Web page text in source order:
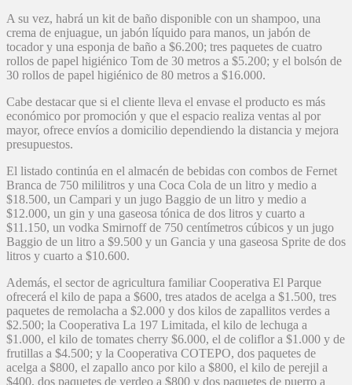
A su vez, habrá un kit de baño disponible con un shampoo, una
crema de enjuague, un jabón líquido para manos, un jabón de
tocador y una esponja de baño a $6.200; tres paquetes de cuatro
rollos de papel higiénico Tom de 30 metros a $5.200; y el bolsón de
30 rollos de papel higiénico de 80 metros a $16.000.
Cabe destacar que si el cliente lleva el envase el producto es más
económico por promoción y que el espacio realiza ventas al por
mayor, ofrece envíos a domicilio dependiendo la distancia y mejora
presupuestos.
El listado continúa en el almacén de bebidas con combos de Fernet
Branca de 750 mililitros y una Coca Cola de un litro y medio a
$18.500, un Campari y un jugo Baggio de un litro y medio a
$12.000, un gin y una gaseosa tónica de dos litros y cuarto a
$11.150, un vodka Smirnoff de 750 centímetros cúbicos y un jugo
Baggio de un litro a $9.500 y un Gancia y una gaseosa Sprite de dos
litros y cuarto a $10.600.
Además, el sector de agricultura familiar Cooperativa El Parque
ofrecerá el kilo de papa a $600, tres atados de acelga a $1.500, tres
paquetes de remolacha a $2.000 y dos kilos de zapallitos verdes a
$2.500; la Cooperativa La 197 Limitada, el kilo de lechuga a
$1.000, el kilo de tomates cherry $6.000, el de coliflor a $1.000 y de
frutillas a $4.500; y la Cooperativa COTEPO, dos paquetes de
acelga a $800, el zapallo anco por kilo a $800, el kilo de perejil a
$400, dos paquetes de verdeo a $800 y dos paquetes de puerro a